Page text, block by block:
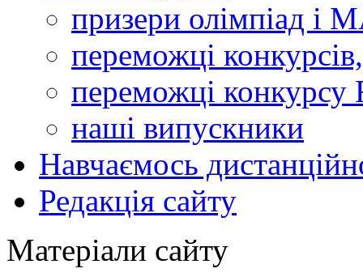
призери олімпіад і
переможці
переможці конкурсу
наші випускники
Навчаємось
Редакція сайту
Матеріали сайту